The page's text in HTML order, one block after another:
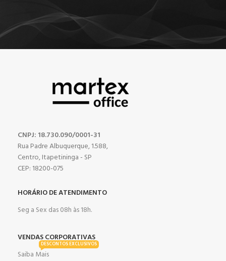
CNPJ: 18.730.090/0001-31
Rua Padre Albuquerque, 1.588,
Centro, Itapetininga - SP
CEP: 18200-075
HORÁRIO DE ATENDIMENTO
Seg a Sex das 08h às 18h.
VENDAS CORPORATIVAS
Saiba Mais
DESCONTOS EXCLUSIVOS